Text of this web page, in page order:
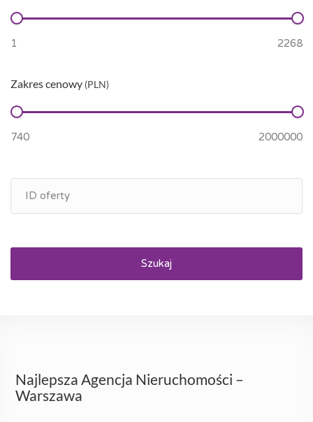
Zakres cenowy (PLN)
Szukaj
Najlepsza Agencja Nieruchomości –
Warszawa